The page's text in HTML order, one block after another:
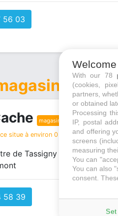
56 03
magasin vêtements
situe à environ 0 km de votre
de Tassigny
58 39
Welcome
With our 78
(cookies,
partners,
or obtained
Processing
IP, postal
and offering
screens
measuring
You can
You can also
consent.